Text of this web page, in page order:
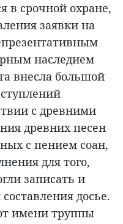
в срочной охране,
заявки на
наследием
внесла большой
с древними
древних песен
с пением соан,
для того,
записать и
досье.
имени труппы